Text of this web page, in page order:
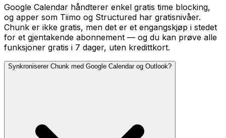
Google Calendar håndterer enkel gratis time blocking,
og apper som Tiimo og Structured har gratisnivåer.
Chunk er ikke gratis, men det er et engangskjøp i stedet
for et gjentakende abonnement — og du kan prøve alle
funksjoner gratis i 7 dager, uten kredittkort.
Synkroniserer Chunk med Google Calendar og Outlook?